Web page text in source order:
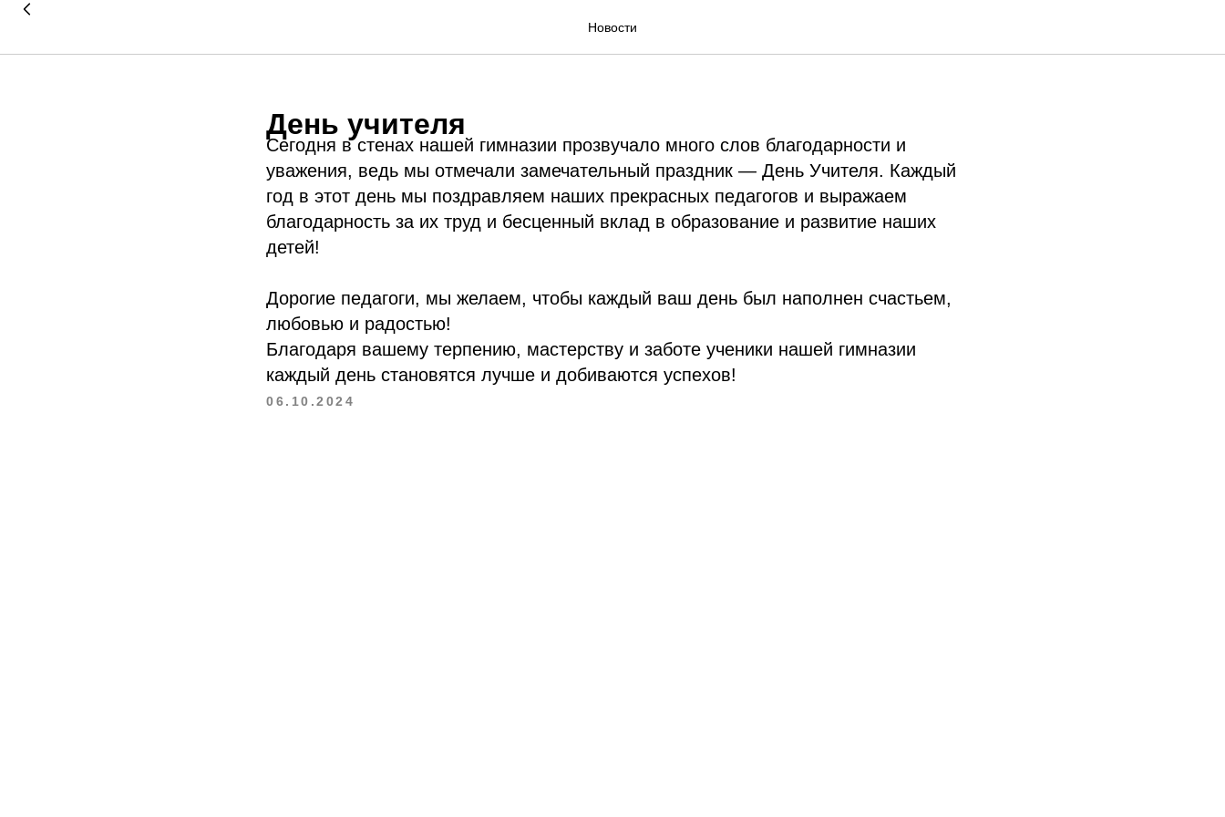
Новости
День учителя
Сегодня в стенах нашей гимназии прозвучало много слов благодарности и
уважения, ведь мы отмечали замечательный праздник — День Учителя. Каждый
год в этот день мы поздравляем наших прекрасных педагогов и выражаем
благодарность за их труд и бесценный вклад в образование и развитие наших
детей!
Дорогие педагоги, мы желаем, чтобы каждый ваш день был наполнен счастьем,
любовью и радостью!
Благодаря вашему терпению, мастерству и заботе ученики нашей гимназии
каждый день становятся лучше и добиваются успехов!
06.10.2024